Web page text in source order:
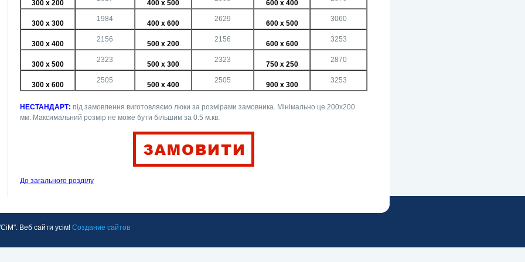
300 х 200 400 х 500 600 х 400
300 х 300
1984
400 х 600
2629
600 х 500
3060
300 х 400
2156
500 х 200
2156
600 х 600
3253
300 х 500
2323
500 х 300
2323
750 х 250
2870
300 х 600
2505
500 х 400
2505
900 х 300
3253
НЕСТАНДАРТ: під замовлення виготовляємо люки за розмірами замовника. Мінімально це 200х200
мм. Максимальний розмір не може бути більшим за 0.5 м.кв.
До загального розділу
Веб сайти усім! Создание сайтов